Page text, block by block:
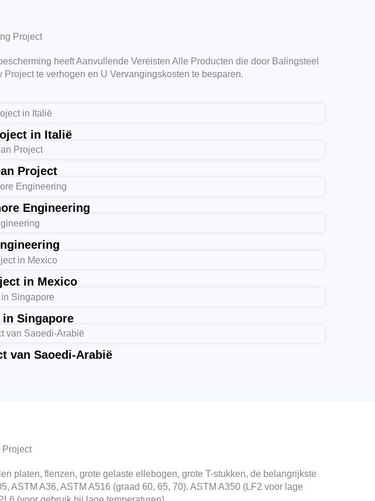
Project
heeft Aanvullende Vereisten Alle Producten die door Balingsteel
te verhogen en U Vervangingskosten te besparen.
in Italië
Project
Engineering
in Mexico
Singapore
van Saoedi-Arabië
Project
platen, flenzen, grote gelaste ellebogen, grote T-stukken, de belangrijkste
ASTM A36, ASTM A516 (graad 60, 65, 70). ASTM A350 (LF2 voor lage